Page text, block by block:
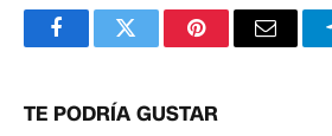
FacebookTwitterPinterestCorreo
TE PODRÍA GUSTAR